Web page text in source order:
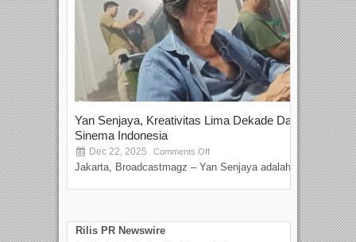
Yan Senjaya, Kreativitas Lima Dekade Dalam
Sinema Indonesia
Dec 22, 2025 Comments Off
Jakarta, Broadcastmagz – Yan Senjaya adalah...
Rilis PR Newswire